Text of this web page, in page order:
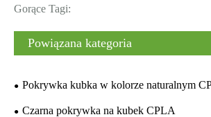
Gorące Tagi:
Powiązana kategoria
Pokrywka kubka w kolorze naturalnym
Czarna pokrywka na kubek CPLA